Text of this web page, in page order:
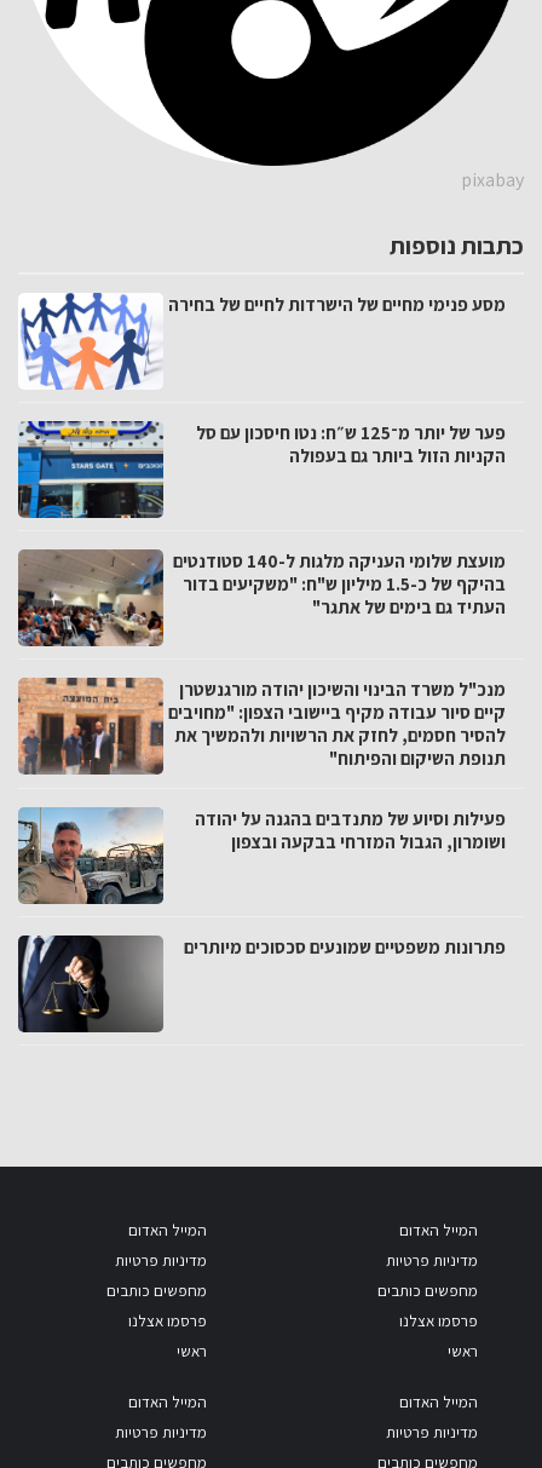
pixabay
כתבות נוספות
מסע פנימי מחיים של הישרדות לחיים של בחירה
פער של יותר מ־125 ש״ח: נטו חיסכון עם סל
הקניות הזול ביותר גם בעפולה
מועצת שלומי העניקה מלגות ל-140 סטודנטים
בהיקף של כ-1.5 מיליון ש"ח: "משקיעים בדור
העתיד גם בימים של אתגר"
מנכ"ל משרד הבינוי והשיכון יהודה מורגנשטרן
קיים סיור עבודה מקיף ביישובי הצפון: "מחויבים
להסיר חסמים, לחזק את הרשויות ולהמשיך את
תנופת השיקום והפיתוח"
פעילות וסיוע של מתנדבים בהגנה על יהודה
ושומרון, הגבול המזרחי בבקעה ובצפון
פתרונות משפטיים שמונעים סכסוכים מיותרים
המייל האדום
מדיניות פרטיות
מחפשים כותבים
פרסמו אצלנו
ראשי
המייל האדום
מדיניות פרטיות
מחפשים כותבים
פרסמו אצלנו
ראשי
המייל האדום
מדיניות פרטיות
מחפשים כותבים
המייל האדום
מדיניות פרטיות
מחפשים כותבים